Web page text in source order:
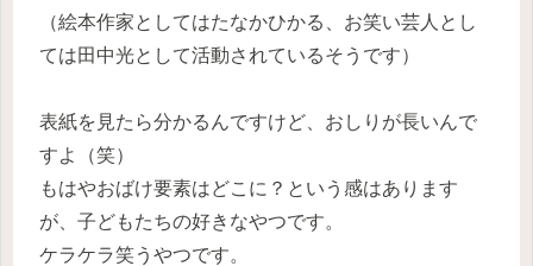
（絵本作家としてはたなかひかる、お笑い芸人とし
ては田中光として活動されているそうです）
表紙を見たら分かるんですけど、おしりが長いんで
すよ（笑）
もはやおばけ要素はどこに？という感はあります
が、子どもたちの好きなやつです。
ケラケラ笑うやつです。